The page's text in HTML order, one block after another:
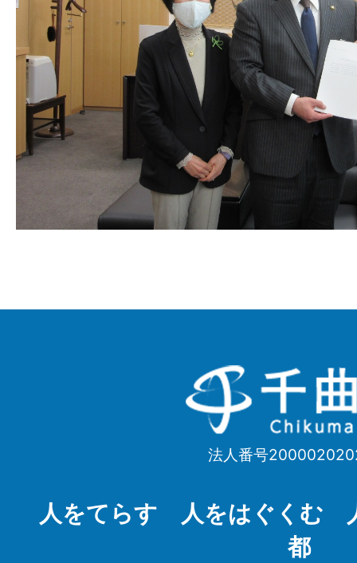
千
曲
Chikuma
法人番号
人をてらす 人をはぐくむ
都